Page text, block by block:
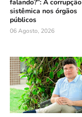
falando?”: A corrupção
sistêmica nos órgãos
públicos
06 Agosto, 2026